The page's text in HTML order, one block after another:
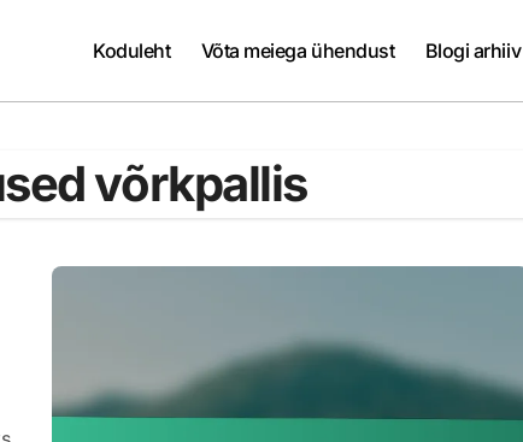
Koduleht Võta meiega ühendust Blogi arhiiv
võrkpallis